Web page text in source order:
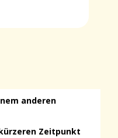
anderen
Zeitpunkt